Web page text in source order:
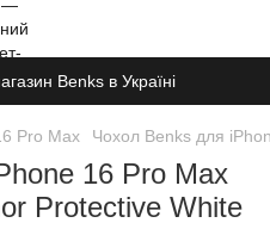
Benks в Україні
Pro Max Чохол Benks для
16 Pro Max
Protective White